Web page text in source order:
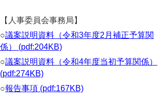
【人事委員会事務局】
○議案説明資料（令和3年度2月補正予算関
係） (pdf:204KB)
○議案説明資料（令和4年度当初予算関係）
(pdf:274KB)
○報告事項 (pdf:167KB)